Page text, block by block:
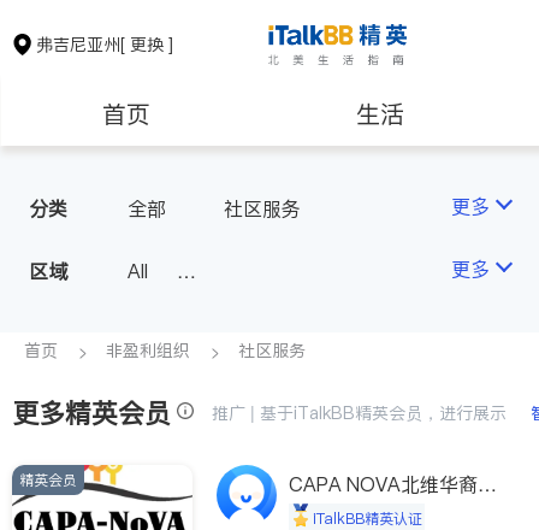
弗吉尼亚州[ 更换 ]
首页 生活
保险理财
银行贷款
建筑装修 教育
养老 非盈利组织
分类 全部 社区服务 更多
区域
All
C.)
Roanoke & Lynchburg
更多
首页 非盈利组织 社区服务
更多精英会员 推广 | 基于iTalkBB精英会员，进行展示
精英会员
CAPA NOVA北维华裔家
长会iTalkBB精英认证